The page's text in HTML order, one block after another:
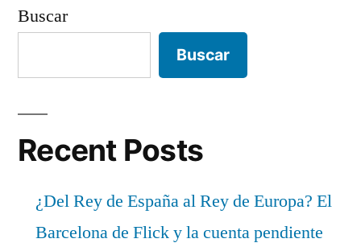
Buscar
Buscar
Recent Posts
¿Del Rey de España al Rey de Europa? El
Barcelona de Flick y la cuenta pendiente